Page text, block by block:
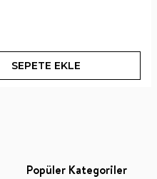
SEPETE EKLE
Popüler Kategoriler